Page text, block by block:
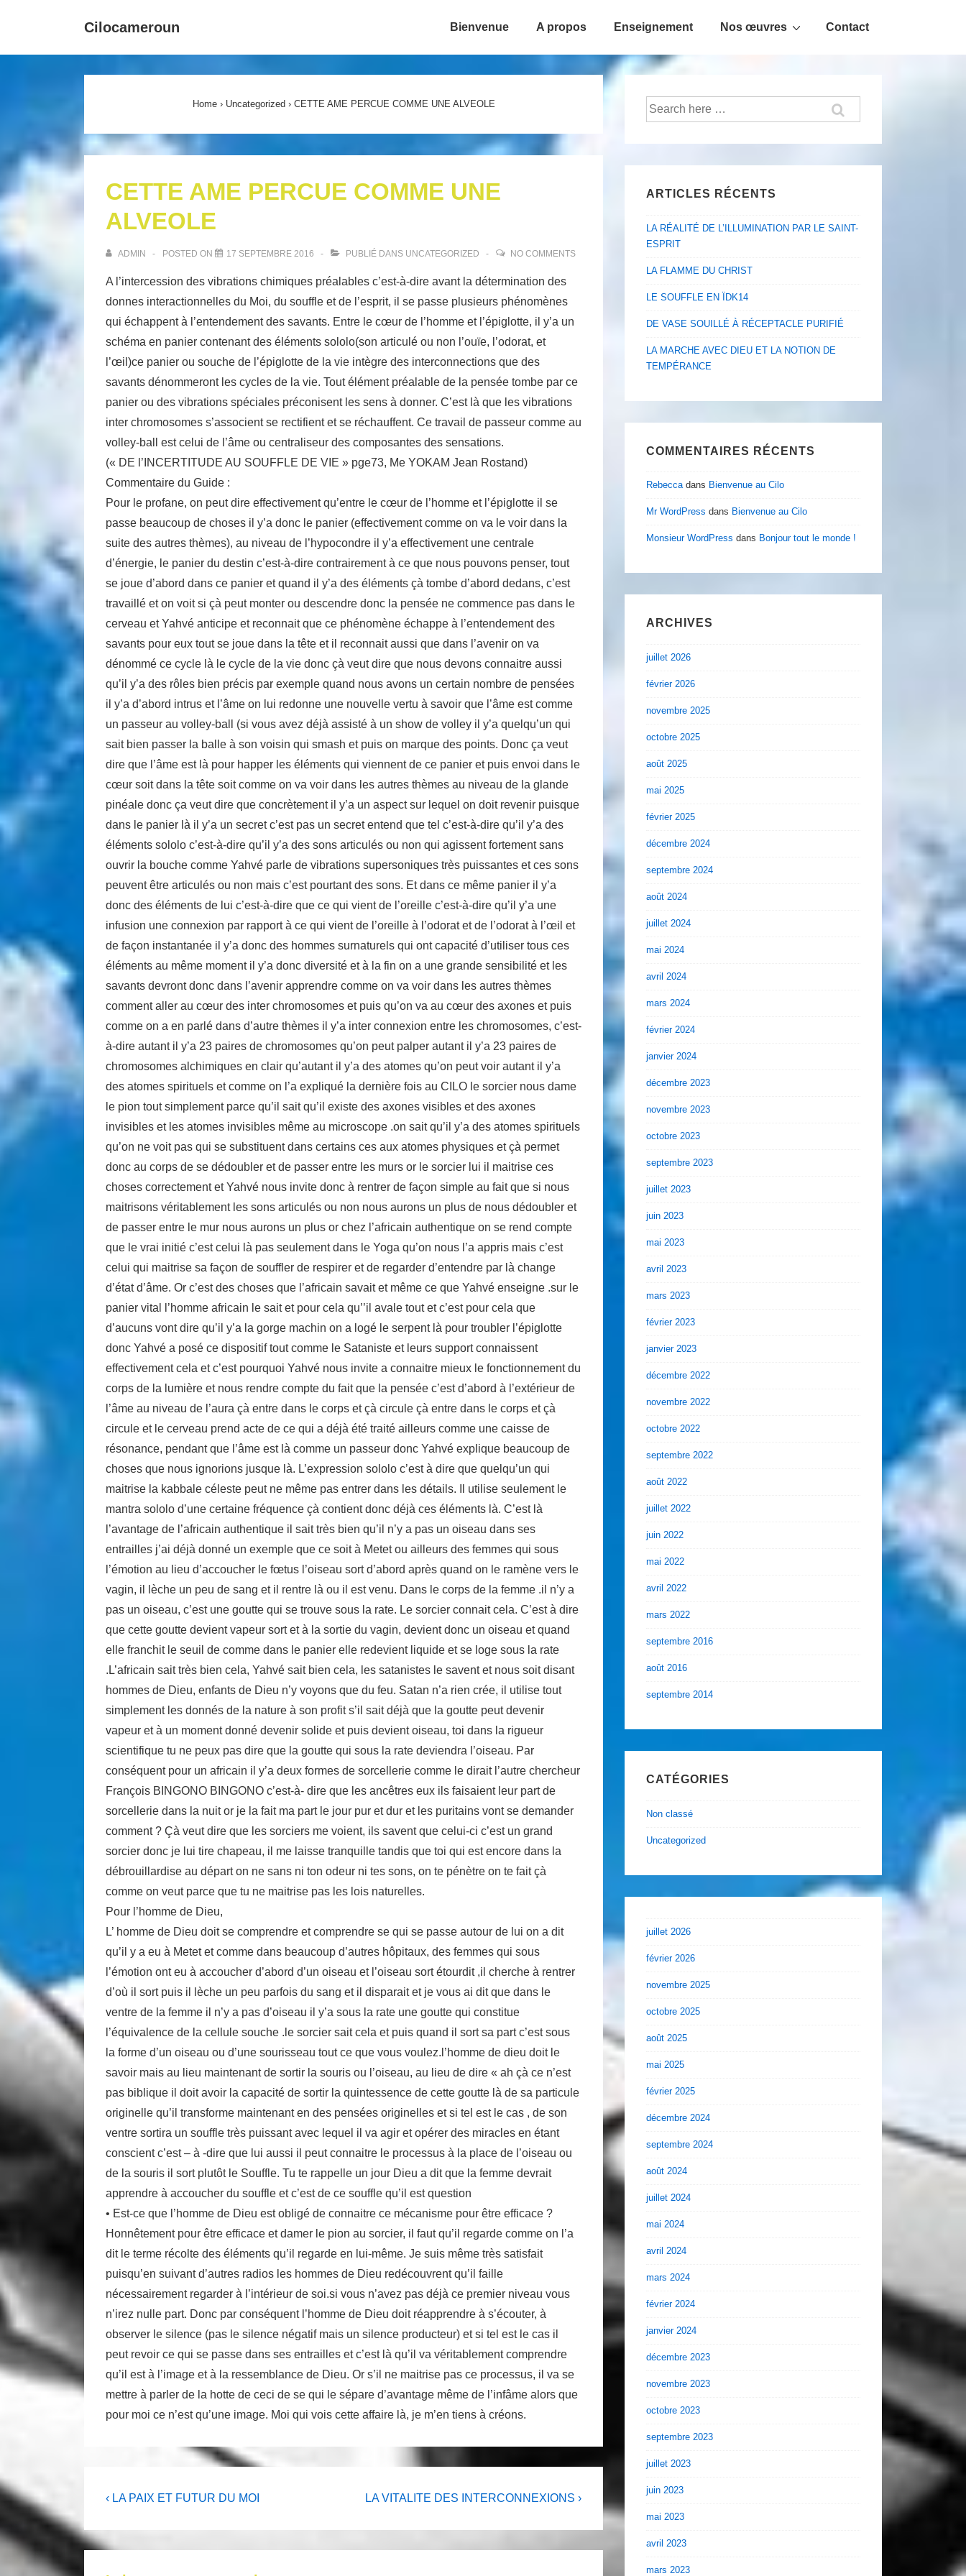
Cilocameroun Bienvenue A propos Enseignement Nos œuvres Contact
Home › Uncategorized › CETTE AME PERCUE COMME UNE ALVEOLE
CETTE AME PERCUE COMME UNE
ALVEOLE
ADMIN POSTED ON 17 SEPTEMBRE 2016 PUBLIÉ DANS UNCATEGORIZED NO COMMENTS
A l’intercession des vibrations chimiques préalables c’est-à-dire avant la détermination des
donnes interactionnelles du Moi, du souffle et de l’esprit, il se passe plusieurs phénomènes
qui échappent à l’entendement des savants. Entre le cœur de l’homme et l’épiglotte, il y’a un
schéma en panier contenant des éléments sololo(son articulé ou non l’ouïe, l’odorat, et
l’œil)ce panier ou souche de l’épiglotte de la vie intègre des interconnections que des
savants dénommeront les cycles de la vie. Tout élément préalable de la pensée tombe par ce
panier ou des vibrations spéciales préconisent les sens à donner. C’est là que les vibrations
inter chromosomes s’associent se rectifient et se réchauffent. Ce travail de passeur comme au
volley-ball est celui de l’âme ou centraliseur des composantes des sensations.
(« DE l’INCERTITUDE AU SOUFFLE DE VIE » pge73, Me YOKAM Jean Rostand)
Commentaire du Guide :
Pour le profane, on peut dire effectivement qu’entre le cœur de l’homme et l’épiglotte il se
passe beaucoup de choses il y’a donc le panier (effectivement comme on va le voir dans la
suite des autres thèmes), au niveau de l’hypocondre il y’a effectivement une centrale
d’énergie, le panier du destin c’est-à-dire contrairement à ce que nous pouvons penser, tout
se joue d’abord dans ce panier et quand il y’a des éléments çà tombe d’abord dedans, c’est
travaillé et on voit si çà peut monter ou descendre donc la pensée ne commence pas dans le
cerveau et Yahvé anticipe et reconnait que ce phénomène échappe à l’entendement des
savants pour eux tout se joue dans la tête et il reconnait aussi que dans l’avenir on va
dénommé ce cycle là le cycle de la vie donc çà veut dire que nous devons connaitre aussi
qu’il y’a des rôles bien précis par exemple quand nous avons un certain nombre de pensées
il y’a d’abord intrus et l’âme on lui redonne une nouvelle vertu à savoir que l’âme est comme
un passeur au volley-ball (si vous avez déjà assisté à un show de volley il y’a quelqu’un qui
sait bien passer la balle à son voisin qui smash et puis on marque des points. Donc ça veut
dire que l’âme est là pour happer les éléments qui viennent de ce panier et puis envoi dans le
cœur soit dans la tête soit comme on va voir dans les autres thèmes au niveau de la glande
pinéale donc ça veut dire que concrètement il y’a un aspect sur lequel on doit revenir puisque
dans le panier là il y’a un secret c’est pas un secret entend que tel c’est-à-dire qu’il y’a des
éléments sololo c’est-à-dire qu’il y’a des sons articulés ou non qui agissent fortement sans
ouvrir la bouche comme Yahvé parle de vibrations supersoniques très puissantes et ces sons
peuvent être articulés ou non mais c’est pourtant des sons. Et dans ce même panier il y’a
donc des éléments de lui c’est-à-dire que ce qui vient de l’oreille c’est-à-dire qu’il y’a une
infusion une connexion par rapport à ce qui vient de l’oreille à l’odorat et de l’odorat à l’œil et
de façon instantanée il y’a donc des hommes surnaturels qui ont capacité d’utiliser tous ces
éléments au même moment il y’a donc diversité et à la fin on a une grande sensibilité et les
savants devront donc dans l’avenir apprendre comme on va voir dans les autres thèmes
comment aller au cœur des inter chromosomes et puis qu’on va au cœur des axones et puis
comme on a en parlé dans d’autre thèmes il y’a inter connexion entre les chromosomes, c’est-
à-dire autant il y’a 23 paires de chromosomes qu’on peut palper autant il y’a 23 paires de
chromosomes alchimiques en clair qu’autant il y’a des atomes qu’on peut voir autant il y’a
des atomes spirituels et comme on l’a expliqué la dernière fois au CILO le sorcier nous dame
le pion tout simplement parce qu’il sait qu’il existe des axones visibles et des axones
invisibles et les atomes invisibles même au microscope .on sait qu’il y’a des atomes spirituels
qu’on ne voit pas qui se substituent dans certains ces aux atomes physiques et çà permet
donc au corps de se dédoubler et de passer entre les murs or le sorcier lui il maitrise ces
choses correctement et Yahvé nous invite donc à rentrer de façon simple au fait que si nous
maitrisons véritablement les sons articulés ou non nous aurons un plus de nous dédoubler et
de passer entre le mur nous aurons un plus or chez l’africain authentique on se rend compte
que le vrai initié c’est celui là pas seulement dans le Yoga qu’on nous l’a appris mais c’est
celui qui maitrise sa façon de souffler de respirer et de regarder d’entendre par là change
d’état d’âme. Or c’est des choses que l’africain savait et même ce que Yahvé enseigne .sur le
panier vital l’homme africain le sait et pour cela qu’’il avale tout et c’est pour cela que
d’aucuns vont dire qu’il y’a la gorge machin on a logé le serpent là pour troubler l’épiglotte
donc Yahvé a posé ce dispositif tout comme le Sataniste et leurs support connaissent
effectivement cela et c’est pourquoi Yahvé nous invite a connaitre mieux le fonctionnement du
corps de la lumière et nous rendre compte du fait que la pensée c’est d’abord à l’extérieur de
l’âme au niveau de l’aura çà entre dans le corps et çà circule çà entre dans le corps et çà
circule et le cerveau prend acte de ce qui a déjà été traité ailleurs comme une caisse de
résonance, pendant que l’âme est là comme un passeur donc Yahvé explique beaucoup de
choses que nous ignorions jusque là. L’expression sololo c’est à dire que quelqu’un qui
maitrise la kabbale céleste peut ne même pas entrer dans les détails. Il utilise seulement le
mantra sololo d’une certaine fréquence çà contient donc déjà ces éléments là. C’est là
l’avantage de l’africain authentique il sait très bien qu’il n’y a pas un oiseau dans ses
entrailles j’ai déjà donné un exemple que ce soit à Metet ou ailleurs des femmes qui sous
l’émotion au lieu d’accoucher le fœtus l’oiseau sort d’abord après quand on le ramène vers le
vagin, il lèche un peu de sang et il rentre là ou il est venu. Dans le corps de la femme .il n’y a
pas un oiseau, c’est une goutte qui se trouve sous la rate. Le sorcier connait cela. C’est à dire
que cette goutte devient vapeur sort et à la sortie du vagin, devient donc un oiseau et quand
elle franchit le seuil de comme dans le panier elle redevient liquide et se loge sous la rate
.L’africain sait très bien cela, Yahvé sait bien cela, les satanistes le savent et nous soit disant
hommes de Dieu, enfants de Dieu n’y voyons que du feu. Satan n’a rien crée, il utilise tout
simplement les donnés de la nature à son profit s’il sait déjà que la goutte peut devenir
vapeur et à un moment donné devenir solide et puis devient oiseau, toi dans la rigueur
scientifique tu ne peux pas dire que la goutte qui sous la rate deviendra l’oiseau. Par
conséquent pour un africain il y’a deux formes de sorcellerie comme le dirait l’autre chercheur
François BINGONO BINGONO c’est-à- dire que les ancêtres eux ils faisaient leur part de
sorcellerie dans la nuit or je la fait ma part le jour pur et dur et les puritains vont se demander
comment ? Çà veut dire que les sorciers me voient, ils savent que celui-ci c’est un grand
sorcier donc je lui tire chapeau, il me laisse tranquille tandis que toi qui est encore dans la
débrouillardise au départ on ne sans ni ton odeur ni tes sons, on te pénètre on te fait çà
comme on veut parce que tu ne maitrise pas les lois naturelles.
Pour l’homme de Dieu,
L’ homme de Dieu doit se comprendre et comprendre se qui se passe autour de lui on a dit
qu’il y a eu à Metet et comme dans beaucoup d’autres hôpitaux, des femmes qui sous
l’émotion ont eu à accoucher d’abord d’un oiseau et l’oiseau sort étourdit ,il cherche à rentrer
d’où il sort puis il lèche un peu parfois du sang et il disparait et je vous ai dit que dans le
ventre de la femme il n’y a pas d’oiseau il y’a sous la rate une goutte qui constitue
l’équivalence de la cellule souche .le sorcier sait cela et puis quand il sort sa part c’est sous
la forme d’un oiseau ou d’une sourisseau tout ce que vous voulez.l’homme de dieu doit le
savoir mais au lieu maintenant de sortir la souris ou l’oiseau, au lieu de dire « ah çà ce n’est
pas biblique il doit avoir la capacité de sortir la quintessence de cette goutte là de sa particule
originelle qu’il transforme maintenant en des pensées originelles et si tel est le cas , de son
ventre sortira un souffle très puissant avec lequel il va agir et opérer des miracles en étant
conscient c’est – à -dire que lui aussi il peut connaitre le processus à la place de l’oiseau ou
de la souris il sort plutôt le Souffle. Tu te rappelle un jour Dieu a dit que la femme devrait
apprendre à accoucher du souffle et c’est de ce souffle qu’il est question
• Est-ce que l’homme de Dieu est obligé de connaitre ce mécanisme pour être efficace ?
Honnêtement pour être efficace et damer le pion au sorcier, il faut qu’il regarde comme on l’a
dit le terme récolte des éléments qu’il regarde en lui-même. Je suis même très satisfait
puisqu’en suivant d’autres radios les hommes de Dieu redécouvrent qu’il faille
nécessairement regarder à l’intérieur de soi.si vous n’avez pas déjà ce premier niveau vous
n’irez nulle part. Donc par conséquent l’homme de Dieu doit réapprendre à s’écouter, à
observer le silence (pas le silence négatif mais un silence producteur) et si tel est le cas il
peut revoir ce qui se passe dans ses entrailles et c’est là qu’il va véritablement comprendre
qu’il est à l’image et à la ressemblance de Dieu. Or s’il ne maitrise pas ce processus, il va se
mettre à parler de la hotte de ceci de se qui le sépare d’avantage même de l’infâme alors que
pour moi ce n’est qu’une image. Moi qui vois cette affaire là, je m’en tiens à créons.
Navigation
l’article
Previous
‹ LA PAIX ET FUTUR DU MOI
Next
LA VITALITE DES INTERCONNEXIONS ›
Recherche
pour:
ARTICLES RÉCENTS
LA RÉALITÉ DE L’ILLUMINATION PAR LE SAINT-
ESPRIT
LA FLAMME DU CHRIST
LE SOUFFLE EN ÏDK14
DE VASE SOUILLÉ À RÉCEPTACLE PURIFIÉ
LA MARCHE AVEC DIEU ET LA NOTION DE
TEMPÉRANCE
COMMENTAIRES RÉCENTS
Rebeccadans Bienvenue au Cilo
Mr WordPress dans Bienvenue au Cilo
Monsieur WordPress dans Bonjour tout le monde !
ARCHIVES
juillet 2026
février 2026
novembre 2025
octobre 2025
août 2025
mai 2025
février 2025
décembre 2024
septembre 2024
août 2024
juillet 2024
mai 2024
avril 2024
mars 2024
février 2024
janvier 2024
décembre 2023
novembre 2023
octobre 2023
septembre 2023
juillet 2023
juin 2023
mai 2023
avril 2023
mars 2023
février 2023
janvier 2023
décembre 2022
novembre 2022
octobre 2022
septembre 2022
août 2022
juillet 2022
juin 2022
mai 2022
avril 2022
mars 2022
septembre 2016
août 2016
septembre 2014
CATÉGORIES
Non classé
Uncategorized
juillet 2026
février 2026
novembre 2025
octobre 2025
août 2025
mai 2025
février 2025
décembre 2024
septembre 2024
août 2024
juillet 2024
mai 2024
avril 2024
mars 2024
février 2024
janvier 2024
décembre 2023
novembre 2023
octobre 2023
septembre 2023
juillet 2023
juin 2023
mai 2023
avril 2023
mars 2023